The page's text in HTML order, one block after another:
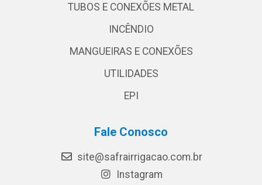
TUBOS E CONEXÕES METAL
INCÊNDIO
MANGUEIRAS E CONEXÕES
UTILIDADES
EPI
Fale Conosco
site@safrairrigacao.com.br
Instagram